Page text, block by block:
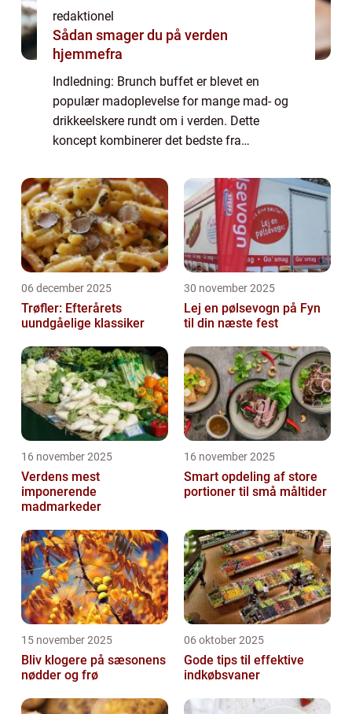
redaktionel
Sådan smager du på verden
hjemmefra
Indledning: Brunch buffet er blevet en
populær madoplevelse for mange mad- og
drikkeelskere rundt om i verden. Dette
koncept kombinerer det bedste fra
overflod af lækre retter og smagsoplevelser.
I denne artikel vi...
06 december 2025
Trøfler: Efterårets
uundgåelige klassiker
30 november 2025
Lej en pølsevogn på Fyn
til din næste fest
16 november 2025
Verdens mest
imponerende
madmarkeder
16 november 2025
Smart opdeling af store
portioner til små måltider
15 november 2025
Bliv klogere på sæsonens
nødder og frø
06 oktober 2025
Gode tips til effektive
indkøbsvaner